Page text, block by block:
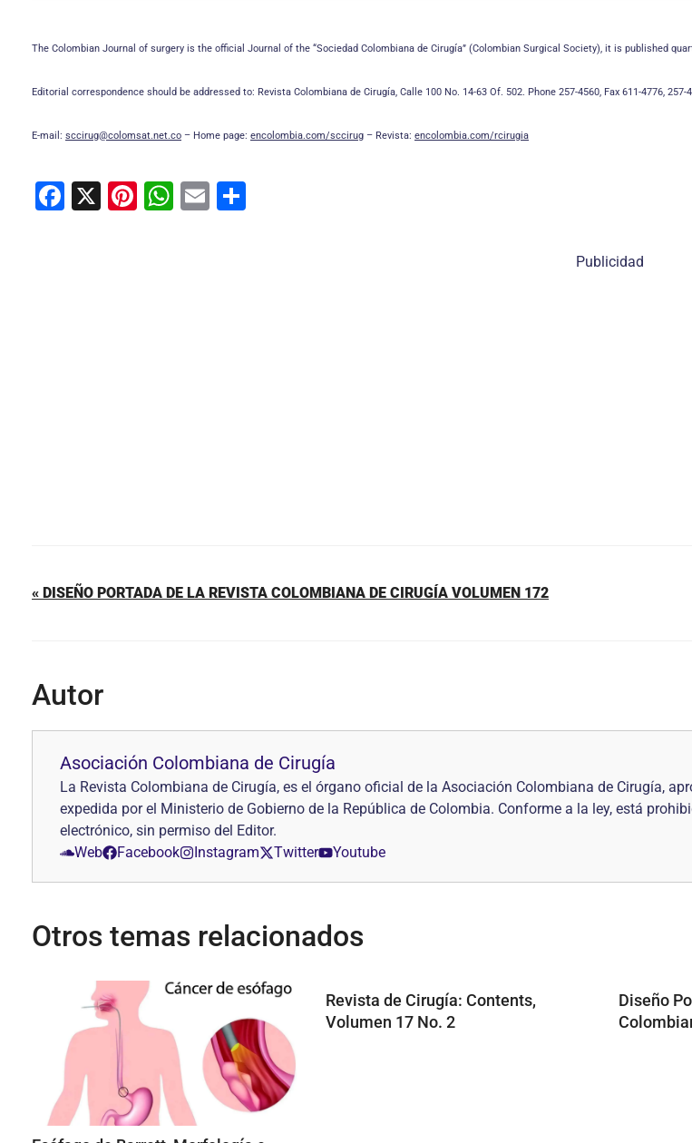
The Colombian Journal of surgery is the official Journal of the “Sociedad Colombiana de Cirugía” (Colombian Surgical Society), it is published
Editorial correspondence should be addressed to: Revista Colombiana de Cirugía, Calle 100 No. 14-63 Of. 502. Phone 257-4560, Fax 611-4776, 257-
E-mail: sccirug@colomsat.net.co – Home page: encolombia.com/sccirug – Revista: encolombia.com/rcirugia
F
X
Pi W E
Publicidad
« DISEÑO PORTADA DE LA REVISTA COLOMBIANA DE CIRUGÍA VOLUMEN 172
Autor
Asociación Colombiana de Cirugía
La Revista Colombiana de Cirugía, es el órgano oficial de la Asociación Colombiana de Cirugía,
expedida por el Ministerio de Gobierno de la República de Colombia. Conforme a la ley, está
electrónico, sin permiso del Editor.
Web
Facebook Instagram Twitter Youtube
Otros temas relacionados
Revista de Cirugía: Contents,
Volumen 17 No. 2
Diseño